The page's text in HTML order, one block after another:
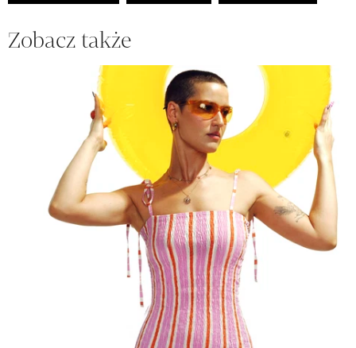
Zobacz także